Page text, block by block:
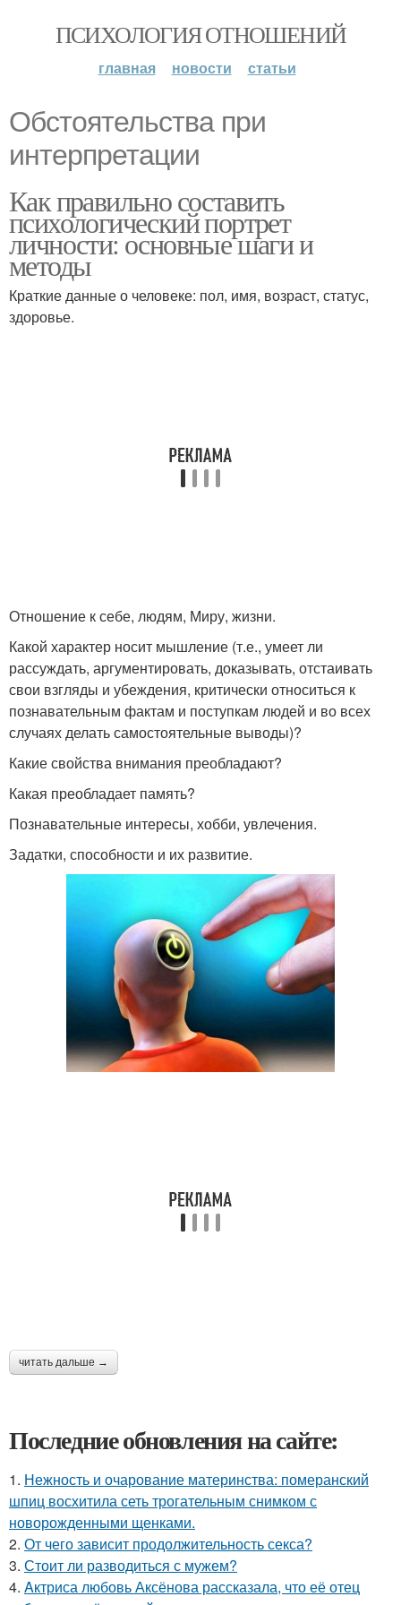
ПСИХОЛОГИЯ ОТНОШЕНИЙ
главная новости статьи
Обстоятельства при
интерпретации
Как правильно составить
психологический портрет
личности: основные шаги и
методы
Краткие данные о человеке: пол, имя, возраст, статус,
здоровье.
Отношение к себе, людям, Миру, жизни.
Какой характер носит мышление (т.е., умеет ли
рассуждать, аргументировать, доказывать, отстаивать
свои взгляды и убеждения, критически относиться к
познавательным фактам и поступкам людей и во всех
случаях делать самостоятельные выводы)?
Какие свойства внимания преобладают?
Какая преобладает память?
Познавательные интересы, хобби, увлечения.
Задатки, способности и их развитие.
читать дальше →
Последние обновления на сайте:
1. Нежность и очарование материнства: померанский
шпиц восхитила сеть трогательным снимком с
новорожденными щенками.
2. От чего зависит продолжительность секса?
3. Стоит ли разводиться с мужем?
4. Aктриса любовь Аксёнова рассказала, что её отец